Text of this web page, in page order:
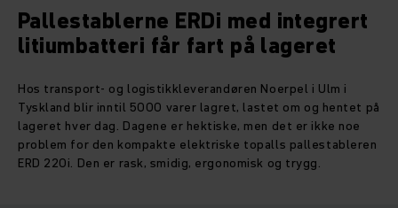
Pallestablerne ERDi med integrert
litiumbatteri får fart på lageret
Hos transport- og logistikkleverandøren Noerpel i Ulm i
Tyskland blir inntil 5000 varer lagret, lastet om og hentet på
lageret hver dag. Dagene er hektiske, men det er ikke noe
problem for den kompakte elektriske topalls pallestableren
ERD 220i. Den er rask, smidig, ergonomisk og trygg.